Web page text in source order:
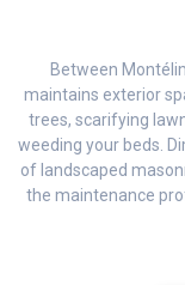
Between
maintains exterior
trees, scarifying
weeding your beds.
of landscaped
the maintenance